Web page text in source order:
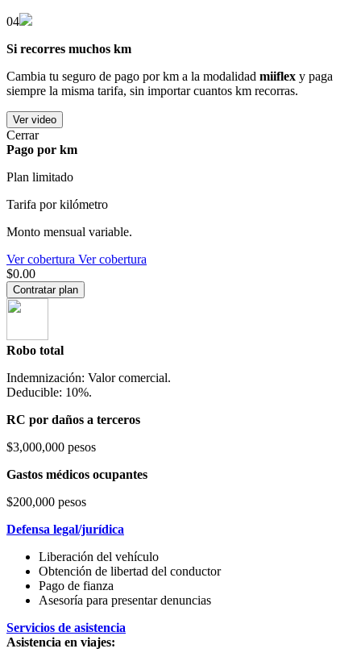
04
Si recorres muchos km
Cambia tu seguro de pago por km a la modalidad miiflex y paga
siempre la misma tarifa, sin importar cuantos km recorras.
Ver video
Cerrar
Pago por km
Plan limitado
Tarifa por kilómetro
Monto mensual variable.
Ver cobertura Ver cobertura
$0.00
Contratar plan
Robo total
Indemnización: Valor comercial.
Deducible: 10%.
RC por daños a terceros
$3,000,000 pesos
Gastos médicos ocupantes
$200,000 pesos
Defensa legal/jurídica
Liberación del vehículo
Obtención de libertad del conductor
Pago de fianza
Asesoría para presentar denuncias
Servicios de asistencia
Asistencia en viajes: